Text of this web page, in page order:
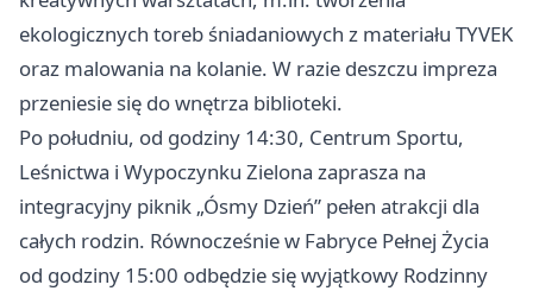
ekologicznych toreb śniadaniowych z materiału TYVEK
oraz malowania na kolanie. W razie deszczu impreza
przeniesie się do wnętrza biblioteki.
Po południu, od godziny 14:30, Centrum Sportu,
Leśnictwa i Wypoczynku Zielona zaprasza na
integracyjny piknik „Ósmy Dzień” pełen atrakcji dla
całych rodzin. Równocześnie w Fabryce Pełnej Życia
od godziny 15:00 odbędzie się wyjątkowy Rodzinny